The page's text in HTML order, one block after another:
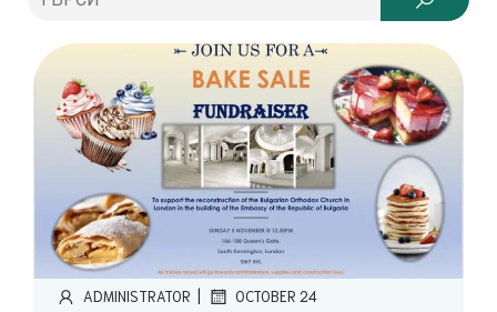
ADMINISTRATOR | OCTOBER 24